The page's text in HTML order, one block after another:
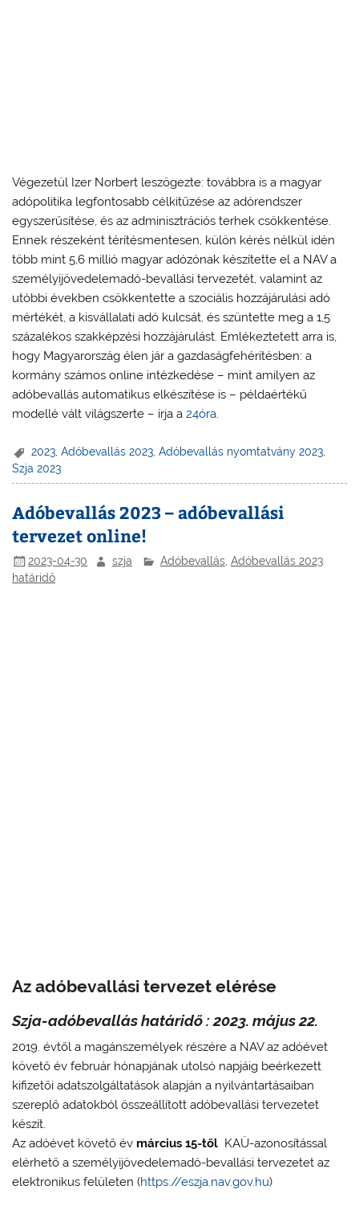
Végezetül Izer Norbert leszögezte: továbbra is a magyar
adópolitika legfontosabb célkitűzése az adórendszer
egyszerűsítése, és az adminisztrációs terhek csökkentése.
Ennek részeként térítésmentesen, külön kérés nélkül idén
több mint 5,6 millió magyar adózónak készítette el a NAV a
személyijövedelemadó-bevallási tervezetét, valamint az
utóbbi években csökkentette a szociális hozzájárulási adó
mértékét, a kisvállalati adó kulcsát, és szüntette meg a 1,5
százalékos szakképzési hozzájárulást. Emlékeztetett arra is,
hogy Magyarország élen jár a gazdaságfehérítésben: a
kormány számos online intézkedése – mint amilyen az
adóbevallás automatikus elkészítése is – példaértékű
modellé vált világszerte – írja a24óra.
2023 ,Adóbevallás 2023 ,Adóbevallás nyomtatvány 2023
Szja 2023
Adóbevallás 2023 – adóbevallási
tervezet online!
2023-04-30 szja Adóbevallás, Adóbevallás 2023
határidő
Az adóbevallási tervezet elérése
Szja-adóbevallás határidő : 2023. május 22.
2019. évtől a magánszemélyek részére a NAV az adóévet
követő év február hónapjának utolsó napjáig beérkezett
kifizetői adatszolgáltatások alapján a nyilvántartásaiban
szereplő adatokból összeállított adóbevallási tervezetet
készít.
Az adóévet követő év március 15-től KAÜ-azonosítással
elérhető a személyijövedelemadó-bevallási tervezetet az
elektronikus felületen (https://eszja.nav.gov.hu)